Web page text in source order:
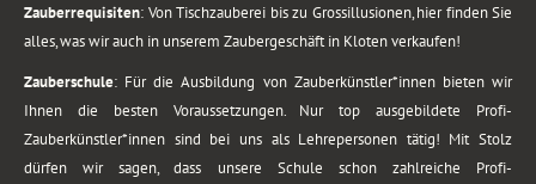
Zauberrequisiten: Von Tischzauberei bis zu Grossillusionen, hier finden Sie
alles, was wir auch in unserem Zaubergeschäft in Kloten verkaufen!
Zauberschule: Für die Ausbildung von Zauberkünstler*innen bieten wir
Ihnen die besten Voraussetzungen. Nur top ausgebildete Profi-
Zauberkünstler*innen sind bei uns als Lehrepersonen tätig! Mit Stolz
dürfen wir sagen, dass unsere Schule schon zahlreiche Profi-